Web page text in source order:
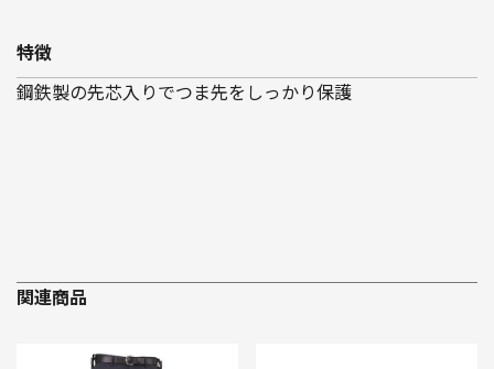
特徴
鋼鉄製の先芯入りでつま先をしっかり保護
関連商品